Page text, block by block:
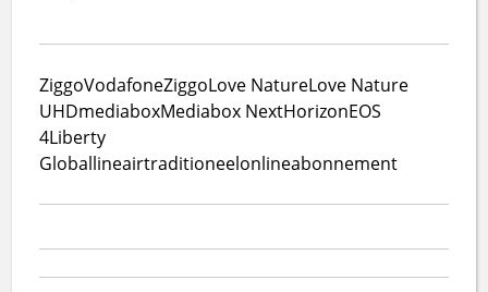
ZiggoVodafoneZiggoLove NatureLove Nature
UHDmediaboxMediabox NextHorizonEOS
4Liberty
Globallineairtraditioneelonlineabonnement